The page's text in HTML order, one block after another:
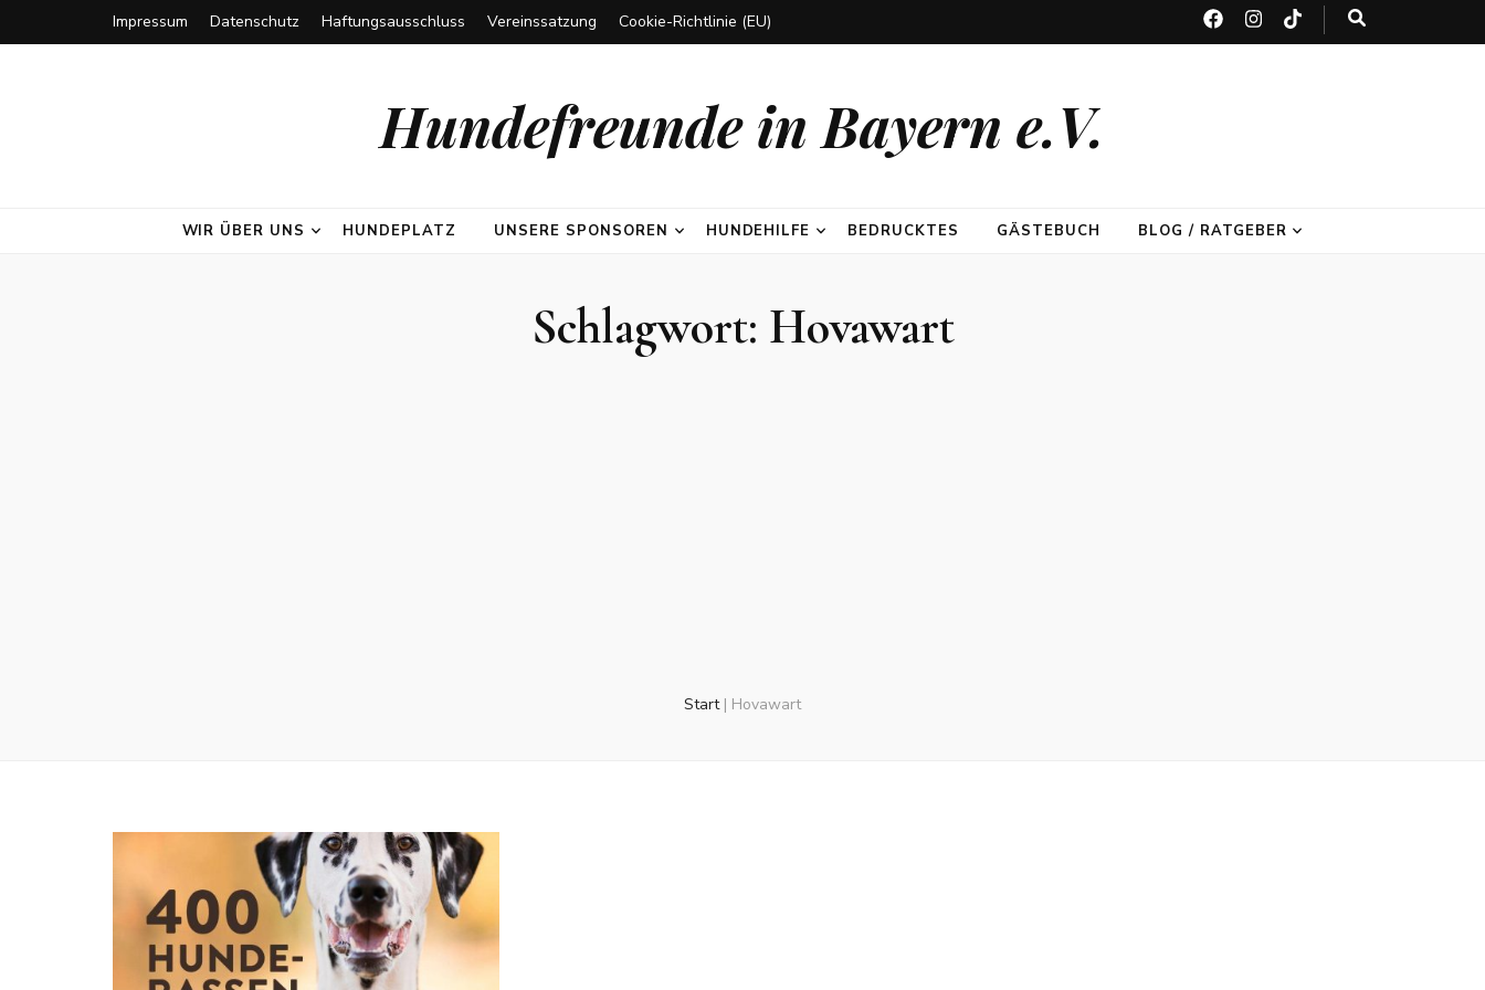
Impressum Datenschutz Haftungsausschluss Vereinssatzung Cookie-Richtlinie (EU)
Hundefreunde in Bayern e.V.
WIR ÜBER UNS HUNDEPLATZ UNSERE SPONSOREN HUNDEHILFE BEDRUCKTES GÄSTEBUCH BLOG / RATGEBER
Schlagwort: Hovawart
Start | Hovawart